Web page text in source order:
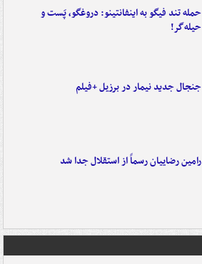
حمله تند فیگو به اینفانتینو: دروغگو، پَست‌ و
حیله‌گر!
جنجال جدید نیمار در برزیل +فیلم
رامین رضاییان رسماً از استقلال جدا شد